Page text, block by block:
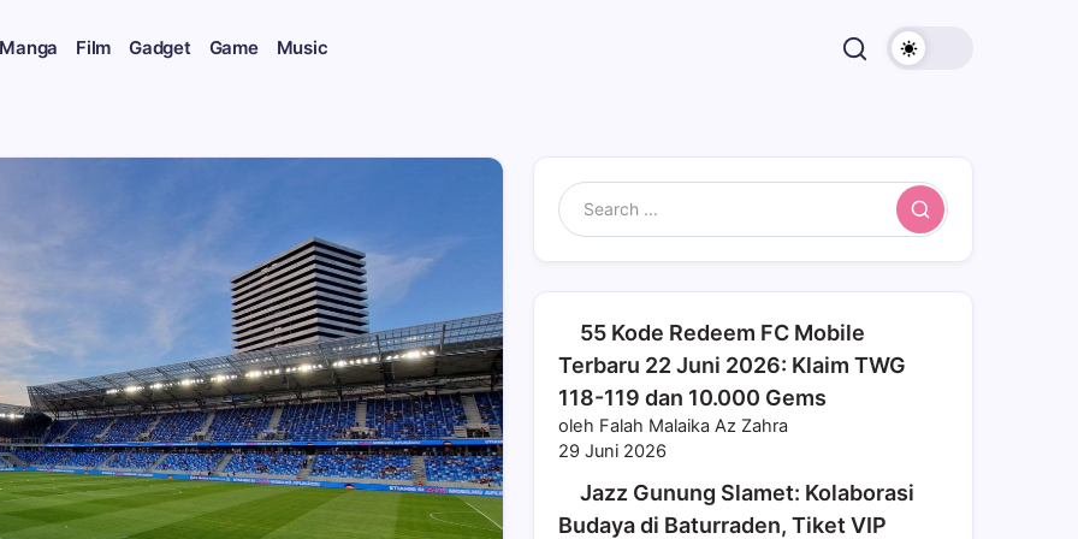
Film Gadget Game Music
Search
55 Kode Redeem FC Mobile
Terbaru 22 Juni 2026: Klaim TWG
118-119 dan 10.000 Gems
oleh Falah Malaika Az Zahra
29 Juni 2026
Jazz Gunung Slamet: Kolaborasi
Budaya di Baturraden, Tiket VIP